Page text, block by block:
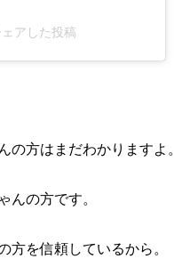
アした投稿
方はまだわかりますよ。
の方です。
を信頼しているから。